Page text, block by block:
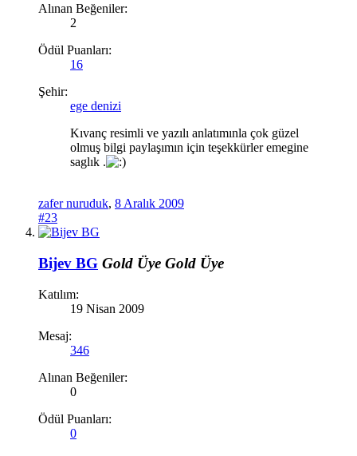
Alınan Beğeniler:
2
Ödül Puanları:
16
Şehir:
ege denizi
Kıvanç resimli ve yazılı anlatımınla çok güzel
olmuş bilgi paylaşımın için teşekkürler emegine
saglık .
zafer nuruduk, 8 Aralık 2009
#23
Bijev BG Gold Üye Gold Üye
Katılım:
19 Nisan 2009
Mesaj:
346
Alınan Beğeniler:
0
Ödül Puanları:
0